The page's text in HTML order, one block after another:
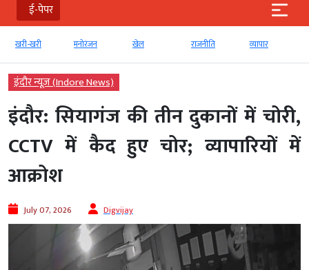
ई-पेपर
खरी-खरी मनोरंजन खेल राजनीति व्‍यापार
इंदौर न्यूज़ (Indore News)
इंदौर: सियागंज की तीन दुकानों में चोरी,
CCTV में कैद हुए चोर; व्यापारियों में
आक्रोश
July 07, 2026 Digvijay